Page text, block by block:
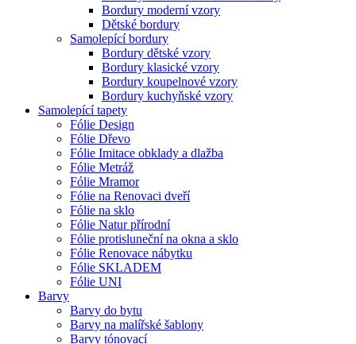
Bordury moderní vzory
Dětské bordury
Samolepící bordury
Bordury dětské vzory
Bordury klasické vzory
Bordury koupelnové vzory
Bordury kuchyňské vzory
Samolepící tapety
Fólie Design
Fólie Dřevo
Fólie Imitace obklady a dlažba
Fólie Metráž
Fólie Mramor
Fólie na Renovaci dveří
Fólie na sklo
Fólie Natur přírodní
Fólie protisluneční na okna a sklo
Fólie Renovace nábytku
Fólie SKLADEM
Fólie UNI
Barvy
Barvy do bytu
Barvy na malířské šablony
Barvy tónovací